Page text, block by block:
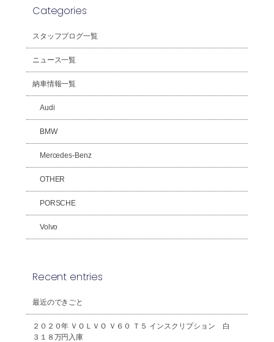
Categories
スタッフブログ一覧
ニュース一覧
納車情報一覧
Audi
BMW
Mercedes-Benz
OTHER
PORSCHE
Volvo
Recent entries
最近のできごと
２０２０年 ＶＯＬＶＯ Ｖ６０ Ｔ５ インスクリプション 白
３１８万円入庫